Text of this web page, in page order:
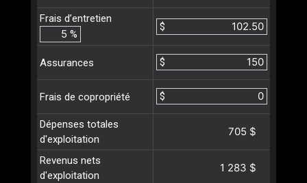
Frais d’entretien
%
$
Assurances $
Frais de copropriété $
Dépenses totales
d'exploitation
705 $
Revenus nets
d'exploitation
1 283 $